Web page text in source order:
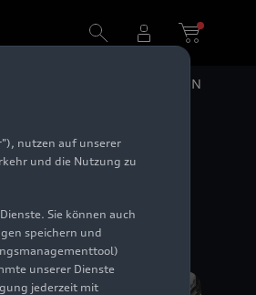
EN
nutzen auf unserer
und die Nutzung zu
Sie können auch
speichern und
unserer Dienste
jederzeit mit